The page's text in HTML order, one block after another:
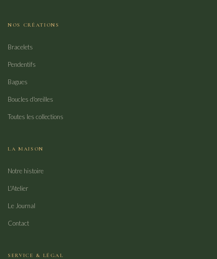
NOS CRÉATIONS
Bracelets
Pendentifs
Bagues
Boucles d'oreilles
Toutes les collections
LA MAISON
Notre histoire
L'Atelier
Le Journal
Contact
SERVICE & LÉGAL